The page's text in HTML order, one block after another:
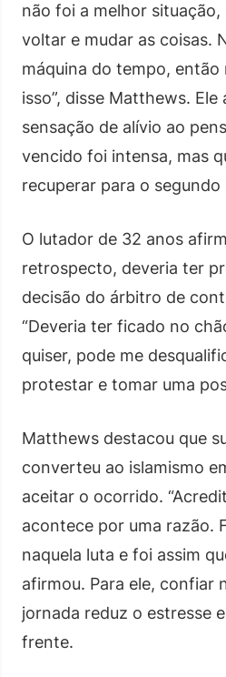
não foi a melhor
voltar e mudar as coisas.
máquina do tempo,
isso”, disse Matthews. Ele
sensação de alívio ao
vencido foi intensa, mas
recuperar para o segundo
O lutador de 32 anos
retrospecto, deveria ter
decisão do árbitro de
“Deveria ter ficado no
quiser, pode me
protestar e tomar uma
Matthews destacou que
converteu ao islamismo
aceitar o ocorrido.
acontece por uma razão.
naquela luta e foi assim
afirmou. Para ele, confiar
jornada reduz o estresse
frente.